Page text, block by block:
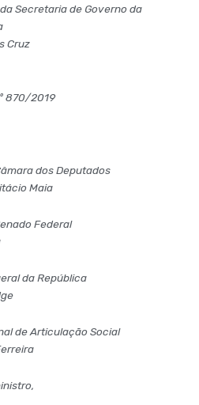
Secretaria de Governo da
Cruz
870/2019
dos Deputados
Maia
Federal
da República
de Articulação Social